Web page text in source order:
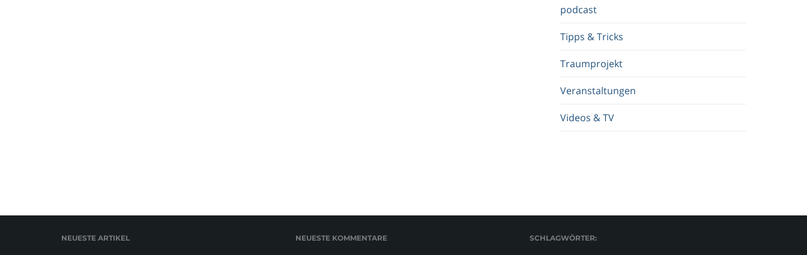
.podcast
Tipps & Tricks
Traumprojekt
Veranstaltungen
Videos & TV
NEUESTE ARTIKEL NEUESTE KOMMENTARE SCHLAGWÖRTER: